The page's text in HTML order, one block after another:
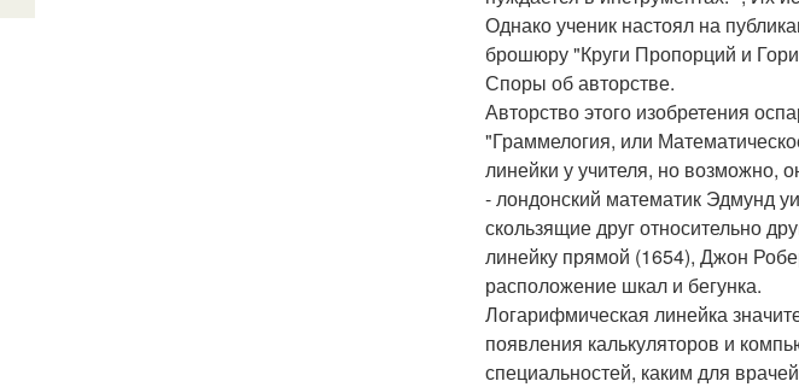
Однако ученик настоял на
брошюру "Круги Пропорций и
Споры об авторстве.
Авторство этого изобретения
"Граммелогия, или
линейки у учителя, но возможно,
- лондонский математик Эдмунд
скользящие друг относительно
линейку прямой (1654), Джон
расположение шкал и бегунка.
Логарифмическая линейка
появления калькуляторов и
специальностей, каким для